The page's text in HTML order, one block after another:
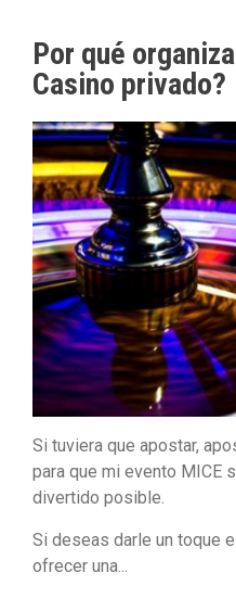
Por qué
Casino privado?
Si tuviera que apostar,
para que mi evento MICE
divertido posible.
Si deseas darle un toque
ofrecer una...